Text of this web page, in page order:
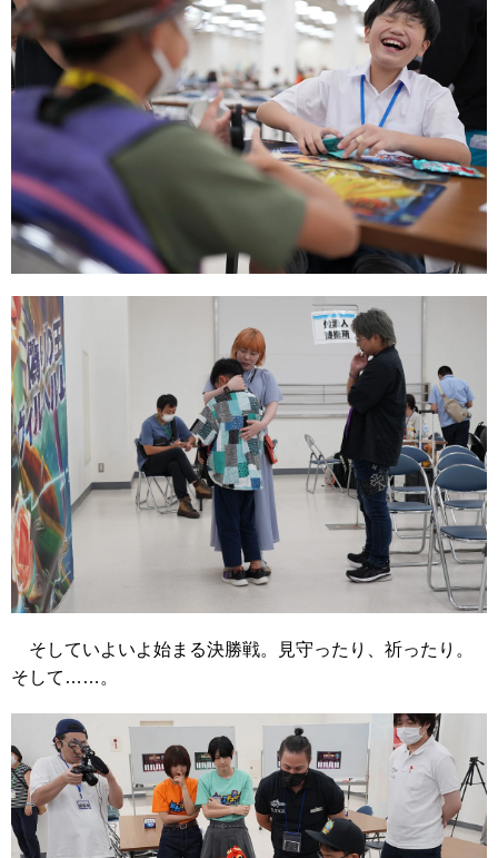
そしていよいよ始まる決勝戦。見守ったり、祈ったり。
そして……。